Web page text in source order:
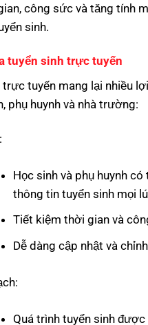
công sức và tăng tính
sinh.
tuyển sinh trực tuyến
trực tuyến mang lại nhiều
phụ huynh và nhà trường:
Học sinh và phụ huynh có
thông tin tuyển sinh mọi
Tiết kiệm thời gian và
Dễ dàng cập nhật và
Quá trình tuyển sinh